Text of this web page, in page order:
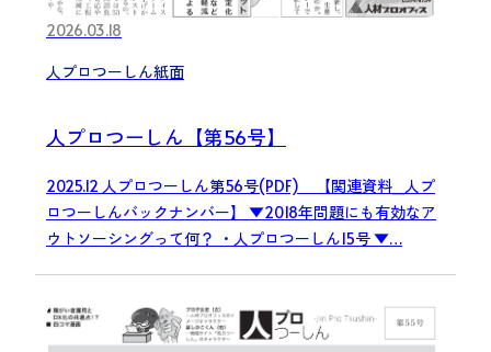
2026.03.18
人プロつーしん紙面
人プロつーしん【第56号】
2025.12 人プロつーしん第56号(PDF) 【関連資料_人プ
ロつーしんバックナンバー】 ▼2018年問題にも有効なア
ウトソーシングって何？ ・人プロつーしん15号 ▼…